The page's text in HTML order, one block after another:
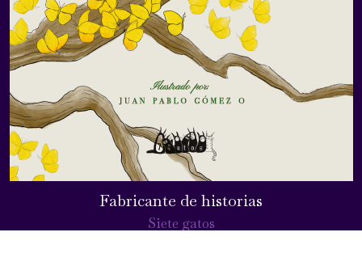
Fabricante de historias
Siete gatos